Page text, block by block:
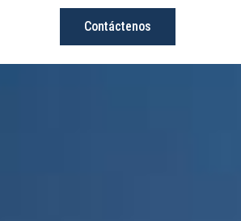
Contáctenos